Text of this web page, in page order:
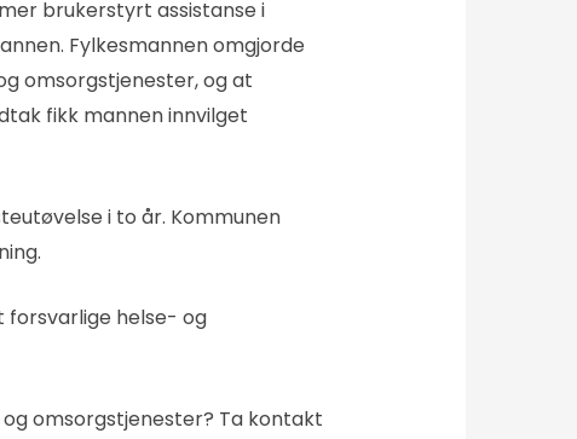
brukerstyrt assistanse i
Fylkesmannen omgjorde
omsorgstjenester, og at
fikk mannen innvilget
i to år. Kommunen
helse- og
omsorgstjenester? Ta kontakt